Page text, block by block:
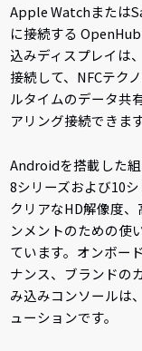
Apple Watchまたは
に接続する
込みディスプレイは
接続して、NFCテク
ルタイムのデータ共
アリング接続できます
Androidを搭載した
8シリーズおよび10
クリアなHD解像度
ンメントのための使
ています。オンボー
ナンス、ブランドの
み込みコンソールは
ューションです。